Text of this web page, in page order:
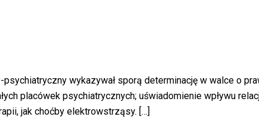
wykazywał sporą determinację w walce o
placówek psychiatrycznych; uświadomienie wpływu
jak choćby elektrowstrząsy. […]